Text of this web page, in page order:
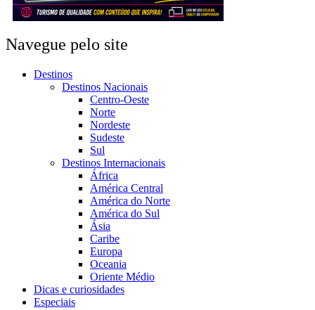
Navegue pelo site
Destinos
Destinos Nacionais
Centro-Oeste
Norte
Nordeste
Sudeste
Sul
Destinos Internacionais
África
América Central
América do Norte
América do Sul
Ásia
Caribe
Europa
Oceania
Oriente Médio
Dicas e curiosidades
Especiais